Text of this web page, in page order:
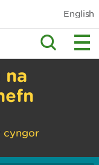
English
na
cyngor